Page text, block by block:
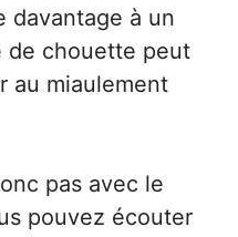
davantage à un
de chouette peut
au miaulement
pas avec le
pouvez écouter